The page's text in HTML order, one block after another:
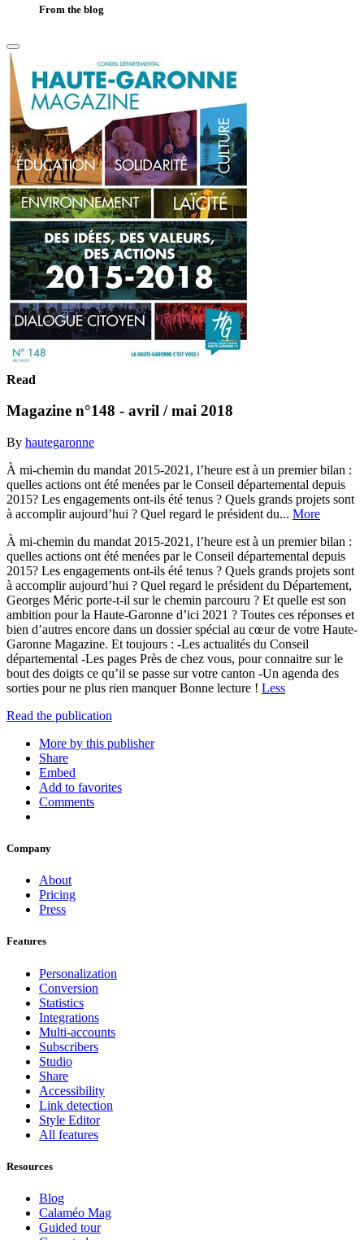
From the blog
Read
Magazine n°148 - avril / mai 2018
By hautegaronne
À mi-chemin du mandat 2015-2021, l’heure est à un premier bilan :
quelles actions ont été menées par le Conseil départemental depuis
2015? Les engagements ont-ils été tenus ? Quels grands projets sont
à accomplir aujourd’hui ? Quel regard le président du... More
À mi-chemin du mandat 2015-2021, l’heure est à un premier bilan :
quelles actions ont été menées par le Conseil départemental depuis
2015? Les engagements ont-ils été tenus ? Quels grands projets sont
à accomplir aujourd’hui ? Quel regard le président du Département,
Georges Méric porte-t-il sur le chemin parcouru ? Et quelle est son
ambition pour la Haute-Garonne d’ici 2021 ? Toutes ces réponses et
bien d’autres encore dans un dossier spécial au cœur de votre Haute-
Garonne Magazine. Et toujours : -Les actualités du Conseil
départemental -Les pages Près de chez vous, pour connaitre sur le
bout des doigts ce qu’il se passe sur votre canton -Un agenda des
sorties pour ne plus rien manquer Bonne lecture ! Less
Read the publication
More by this publisher
Share
Embed
Add to favorites
Comments
Company
About
Pricing
Press
Features
Personalization
Conversion
Statistics
Integrations
Multi-accounts
Subscribers
Studio
Share
Accessibility
Link detection
Style Editor
All features
Resources
Blog
Calaméo Mag
Guided tour